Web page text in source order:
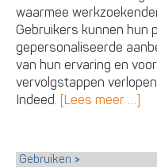
waarmee
Gebruikers kunnen hun
gepersonaliseerde
van hun ervaring en
vervolgstappen
Indeed. [Lees meer …]
Gebruiken